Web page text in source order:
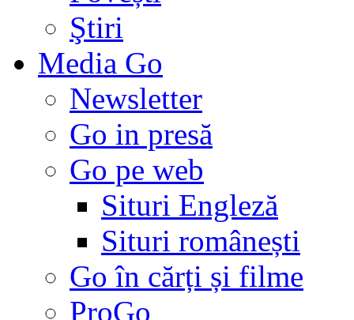
Ştiri
Media Go
Newsletter
Go in presă
Go pe web
Situri Engleză
Situri românești
Go în cărți și filme
ProGo